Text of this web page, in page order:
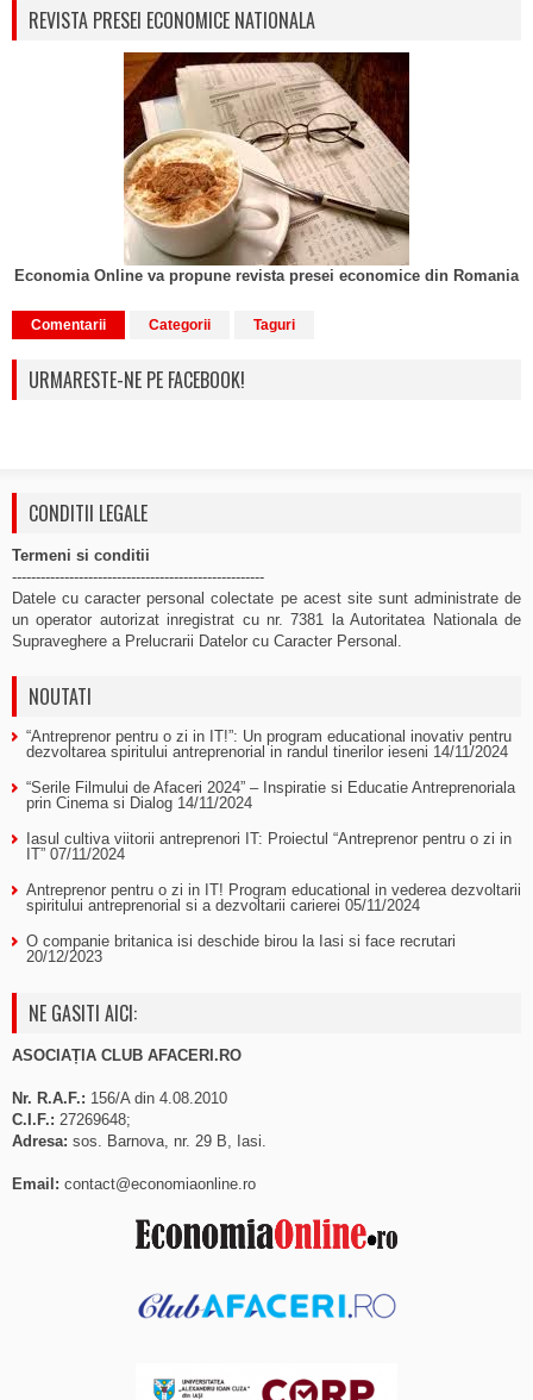
REVISTA PRESEI ECONOMICE NATIONALA
Economia Online va propune revista presei economice din Romania
Comentarii Categorii Taguri
URMARESTE-NE PE FACEBOOK!
CONDITII LEGALE
Termeni si conditii
-----------------------------------------------------
Datele cu caracter personal colectate pe acest site sunt administrate de
un operator autorizat inregistrat cu nr. 7381 la Autoritatea Nationala de
Supraveghere a Prelucrarii Datelor cu Caracter Personal.
NOUTATI
“Antreprenor pentru o zi in IT!”: Un program educational inovativ pentru
dezvoltarea spiritului antreprenorial in randul tinerilor ieseni 14/11/2024
“Serile Filmului de Afaceri 2024” – Inspiratie si Educatie Antreprenoriala
prin Cinema si Dialog 14/11/2024
Iasul cultiva viitorii antreprenori IT: Proiectul “Antreprenor pentru o zi in
IT” 07/11/2024
Antreprenor pentru o zi in IT! Program educational in vederea dezvoltarii
spiritului antreprenorial si a dezvoltarii carierei 05/11/2024
O companie britanica isi deschide birou la Iasi si face recrutari
20/12/2023
NE GASITI AICI:
ASOCIAȚIA CLUB AFACERI.RO
Nr. R.A.F.: 156/A din 4.08.2010
C.I.F.: 27269648;
Adresa: sos. Barnova, nr. 29 B, Iasi.
Email: contact@economiaonline.ro